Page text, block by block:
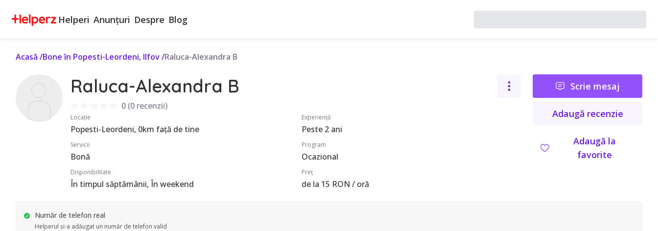
Helperi Anunțuri Despre Blog
Acasă /Bone în Popesti-Leordeni, Ilfov/Raluca-Alexandra B
Raluca-Alexandra B
0(0 recenzii)
Locație
Popesti-Leordeni, 0km față de tine
Experiență
Peste 2 ani
Servicii
Bonă
Program
Ocazional
Disponibilitate
În timpul săptămânii, În weekend
Preț
de la 15 RON / oră
Scrie mesaj
Adaugă recenzie
Adaugă la
favorite
Număr de telefon real
Helperul și-a adăugat un număr de telefon valid